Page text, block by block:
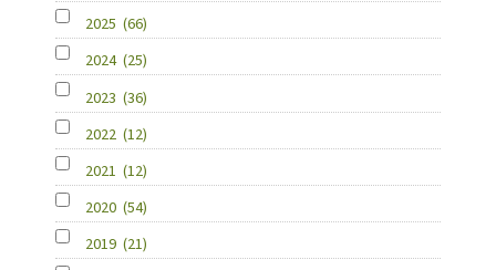
2025 (66)
2024 (25)
2023 (36)
2022 (12)
2021 (12)
2020 (54)
2019 (21)